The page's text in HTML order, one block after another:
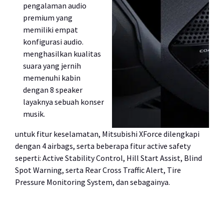
pengalaman audio
premium yang
memiliki empat
konfigurasi audio.
menghasilkan kualitas
suara yang jernih
memenuhi kabin
dengan 8 speaker
layaknya sebuah konser
musik.
untuk fitur keselamatan, Mitsubishi XForce dilengkapi
dengan 4 airbags, serta beberapa fitur active safety
seperti: Active Stability Control, Hill Start Assist, Blind
Spot Warning, serta Rear Cross Traffic Alert, Tire
Pressure Monitoring System, dan sebagainya.